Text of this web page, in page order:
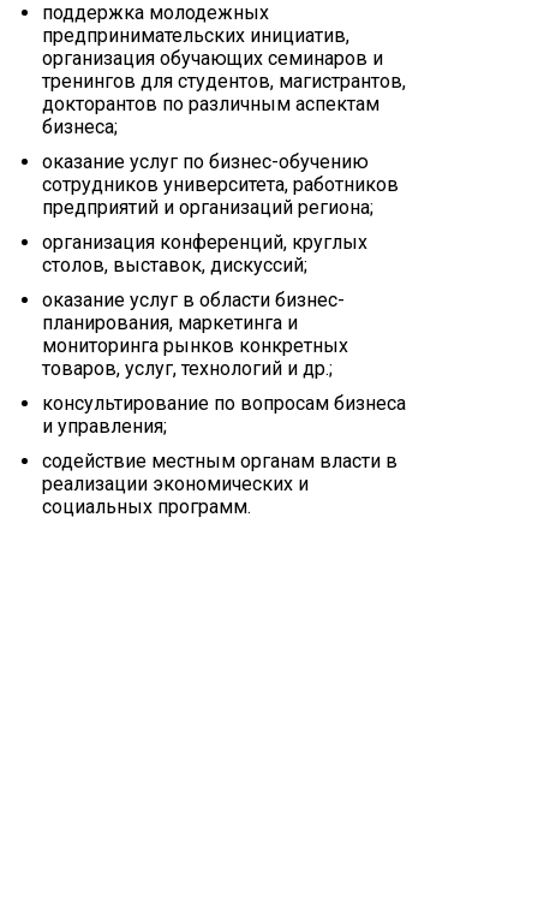
поддержка молодежных
предпринимательских инициатив,
организация обучающих семинаров и
тренингов для студентов, магистрантов,
докторантов по различным аспектам
бизнеса;
оказание услуг по бизнес-обучению
сотрудников университета, работников
предприятий и организаций региона;
организация конференций, круглых
столов, выставок, дискуссий;
оказание услуг в области бизнес-
планирования, маркетинга и
мониторинга рынков конкретных
товаров, услуг, технологий и др.;
консультирование по вопросам бизнеса
и управления;
содействие местным органам власти в
реализации экономических и
социальных программ.